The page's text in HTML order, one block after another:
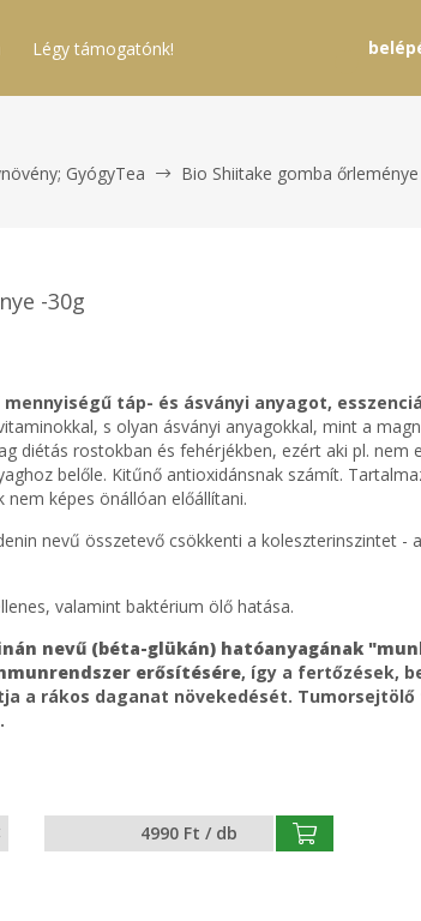
Légy támogatónk!
GyógyTea Bio Shiitake gomba
-30g
táp- és ásványi anyagot,
s olyan ásványi anyagokkal, mint a
diétás rostokban és fehérjékben, ezért aki pl. nem
belőle. Kitűnő antioxidánsnak számít.
képes önállóan előállítani.
nevű összetevő csökkenti a koleszterinszintet -
valamint baktérium ölő hatása.
nevű (béta-glükán) hatóanyagának
erősítésére, így a fertőzések,
a rákos daganat növekedését.
4990 Ft / db